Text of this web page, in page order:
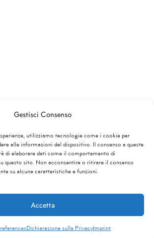
Gestisci Consenso
utilizziamo tecnologie come i cookie per
alle informazioni del dispositivo. Il consenso a queste
di elaborare dati come il comportamento di
questo sito. Non acconsentire o ritirare il consenso
su alcune caratteristiche e funzioni.
Accetta
Dichiarazione sulla Privacy Imprint